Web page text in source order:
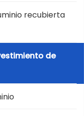
recubierta
de